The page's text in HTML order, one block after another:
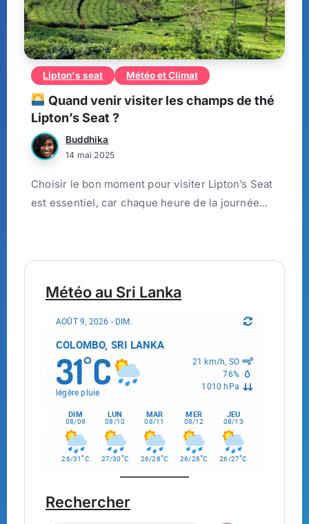
Lipton's seat Météo et Climat
Quand venir visiter les champs de thé
Lipton’s Seat ?
Buddhika
14 mai 2025
Choisir le bon moment pour visiter Lipton’s Seat
est essentiel, car chaque heure de la journée...
Météo au Sri Lanka
AOÛT 9, 2026 - DIM.
COLOMBO, SRI LANKA
31°C
légère pluie
21 km/h, SO
76%
1010 hPa
DIM
08/09
LUN
08/10
MAR
08/11
MER
08/12
JEU
08/13
26/31°C 27/30°C 26/28°C 26/28°C 26/27°C
Rechercher